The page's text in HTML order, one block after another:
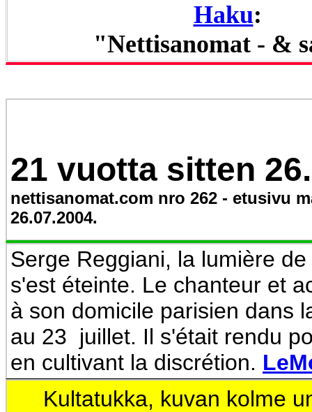
Haku:
"Nettisanomat - &
21 vuotta sitten
nettisanomat.com nro 262 - etusivu
26.07.2004.
Serge Reggiani, la lumière
s'est éteinte. Le chanteur et
à son domicile parisien dans
au 23 juillet. Il s'était rendu
en cultivant la discrétion.
Kultatukka, kuvan kolme